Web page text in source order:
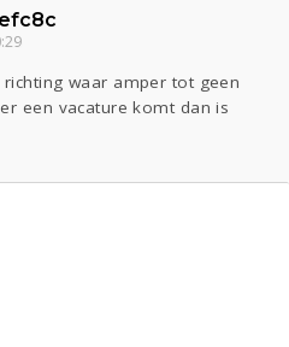
waar amper tot geen
een vacature komt dan is